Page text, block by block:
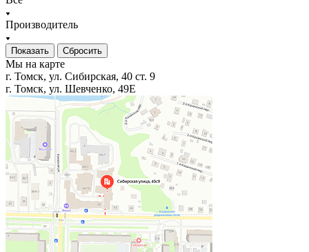
Производитель
Сбросить
Мы на карте
г. Томск, ул. Сибирская, 40 ст. 9
г. Томск, ул. Шевченко, 49Е